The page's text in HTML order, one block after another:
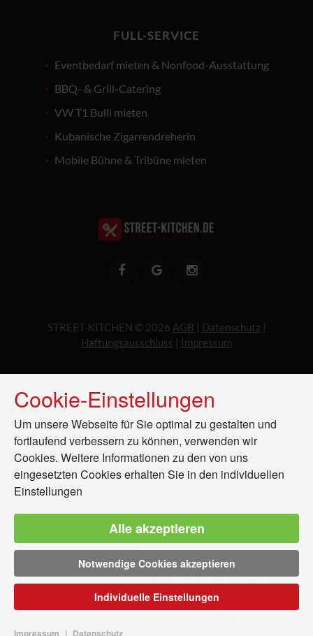
FULL-SERVICE
Eventbedarf mieten & Nonfood-Ausstattung
BBQ- & Grill-Catering
VW T1 Bulli mieten
Kubanische Zigarrendreherin
Mobile Bühne & Tribüne mieten
STREET-KITCHEN © 2026 AGB | Datenschutz |
Haftungsausschluss | Impressum
Google Bewertungen
4.9
Cookie-Einstellungen
Um unsere Webseite für Sie optimal zu gestalten und
fortlaufend verbessern zu können, verwenden wir
Cookies. Weitere Informationen zu den von uns
eingesetzten Cookies erhalten Sie in den individuellen
Einstellungen
Alle akzeptieren
Notwendige Cookies akzeptieren
Impressum | Datenschutz
Individuelle Einstellungen